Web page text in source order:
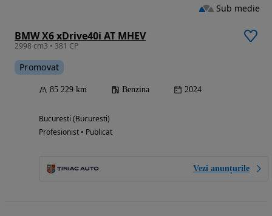
BMW X6 xDrive40i AT MHEV
2998 cm3 • 381 CP
Promovat
85 229 km Benzina 2024
Bucuresti (Bucuresti)
Profesionist • Publicat
Vezi anunțurile
Sub medie